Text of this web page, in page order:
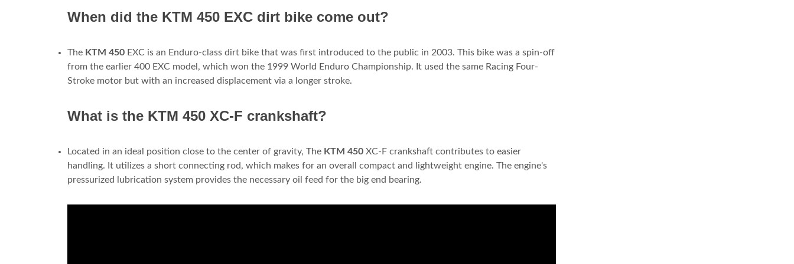
When did the KTM 450 EXC dirt bike come out?
The KTM 450 EXC is an Enduro-class dirt bike that was first introduced to the public in 2003. This bike was a spin-off
from the earlier 400 EXC model, which won the 1999 World Enduro Championship. It used the same Racing Four-
Stroke motor but with an increased displacement via a longer stroke.
What is the KTM 450 XC-F crankshaft?
Located in an ideal position close to the center of gravity, The KTM 450 XC-F crankshaft contributes to easier
handling. It utilizes a short connecting rod, which makes for an overall compact and lightweight engine. The engine's
pressurized lubrication system provides the necessary oil feed for the big end bearing.